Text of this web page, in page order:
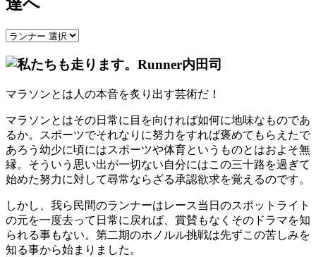
マラソンとは人の本音を炙り出す芸術だ！
マラソンとはその日常に目を向ければ如何に地味なものであ
るか。スポーツでそれなりに努力をすれば褒めてもらえたで
あろう幼少に頃にはスポーツや体育というものとはおよそ無
縁。そういう思い出が一切ない自分にはこの三十路を過ぎて
始めた努力に対して尋常ならざる承認欲求を覚えるのです。
しかし、我ら民間のランナーはレース当日のスポットライト
の元を一度去って日常に戻れば、賞賛もなくそのドラマを知
られる事もない。第二期のホノルル挑戦は先ずこの苦しみを
知る事から始まりました。